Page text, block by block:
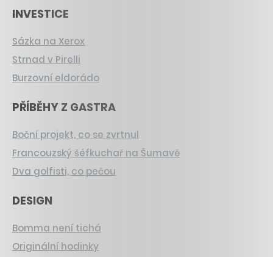
INVESTICE
Sázka na Xerox
Strnad v Pirelli
Burzovní eldorádo
PŘÍBĚHY Z GASTRA
Boční projekt, co se zvrtnul
Francouzský šéfkuchař na Šumavě
Dva golfisti, co pečou
DESIGN
Bomma není tichá
Originální hodinky